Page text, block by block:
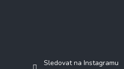
Sledovat na Instagramu